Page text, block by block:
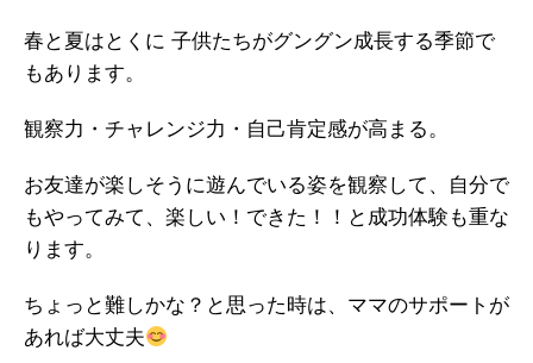
春と夏はとくに 子供たちがグングン成長する季節で
もあります。
観察力・チャレンジ力・自己肯定感が高まる。
お友達が楽しそうに遊んでいる姿を観察して、自分で
もやってみて、楽しい！できた！！と成功体験も重な
ります。
ちょっと難しかな？と思った時は、ママのサポートが
あれば大丈夫